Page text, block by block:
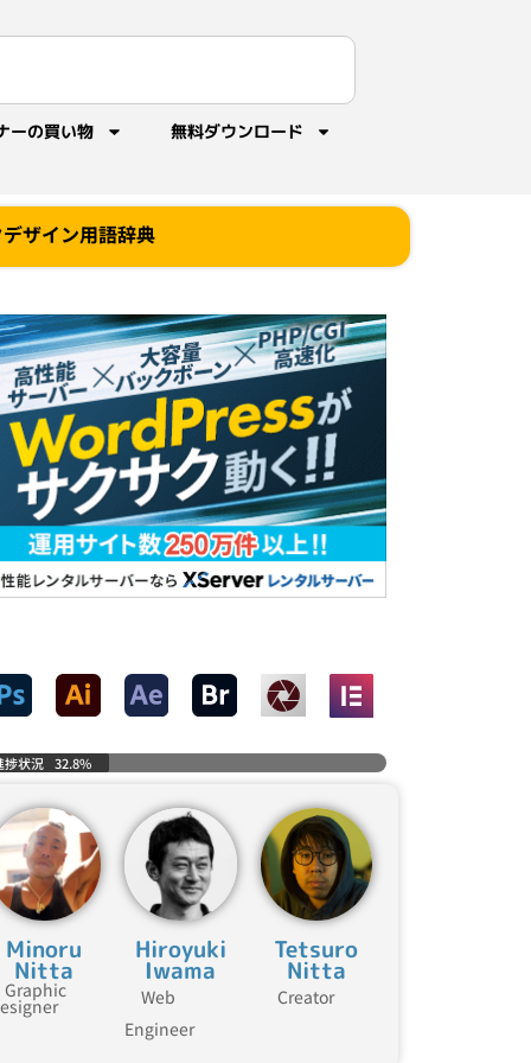
ーの買い物 無料ダウンロード
ザイン用語辞典
捗状況 32.8%
Minoru
Nitta
Graphic
Hiroyuki
Iwama
Web
Engineer
Tetsuro
Nitta
Creator